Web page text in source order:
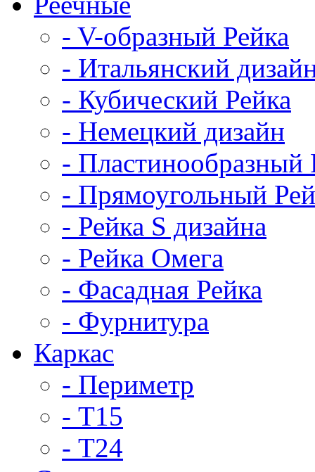
- V-образный Рейка
- Итальянский
- Кубический Рейка
- Немецкий дизайн
- Пластинообразный
- Прямоугольный
- Рейка S дизайна
- Рейка Омега
- Фасадная Рейка
- Фурнитура
Каркас
- Периметр
- Т15
- Т24